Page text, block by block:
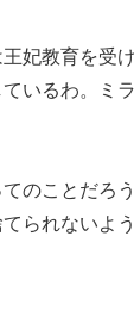
妃教育を受
いるわ。ミ
てのことだ
られないよ